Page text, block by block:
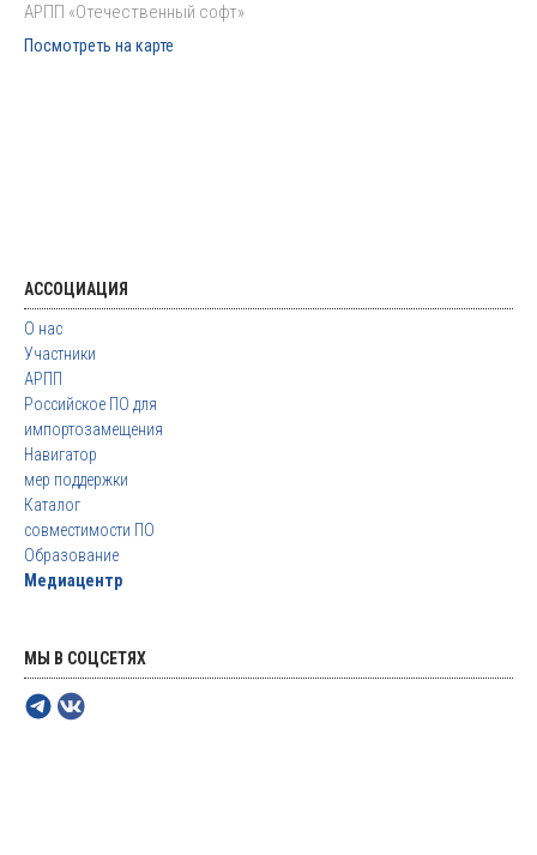
АРПП «Отечественный софт»
Посмотреть на карте
АССОЦИАЦИЯ
О нас
Участники
АРПП
Российское ПО для
импортозамещения
Навигатор
мер поддержки
Каталог
совместимости ПО
Образование
Медиацентр
МЫ В СОЦСЕТЯХ